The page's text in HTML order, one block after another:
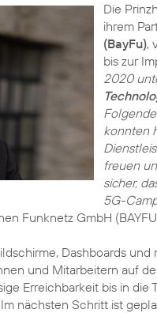
Die
ihrem
(BayFu),
bis zur
2020
konnten
freuen
sicher,
5G-
Funknetz GmbH
Dashboards
und Mitarbeitern auf
Erreichbarkeit bis in
nächsten Schritt ist